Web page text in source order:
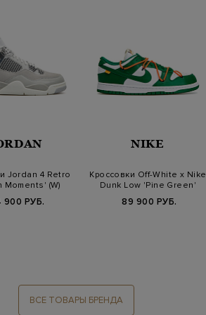
Jordan 4 Retro
Moments' (W)
900 РУБ.
NIKE
Кроссовки Off-White x Nike
Dunk Low 'Pine Green'
89 900 РУБ.
ВСЕ ТОВАРЫ БРЕНДА